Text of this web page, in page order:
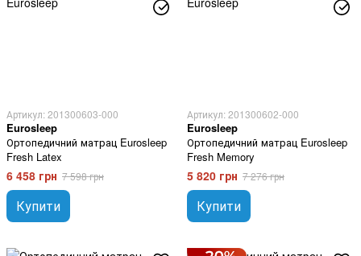
Артикул: 201300603-000
Eurosleep
Ортопедичний матрац Eurosleep
Fresh Latex
6 458 грн 7 598 грн
Купити
Артикул: 201300602-000
Eurosleep
Ортопедичний матрац Eurosleep
Fresh Memory
5 820 грн 7 276 грн
Купити